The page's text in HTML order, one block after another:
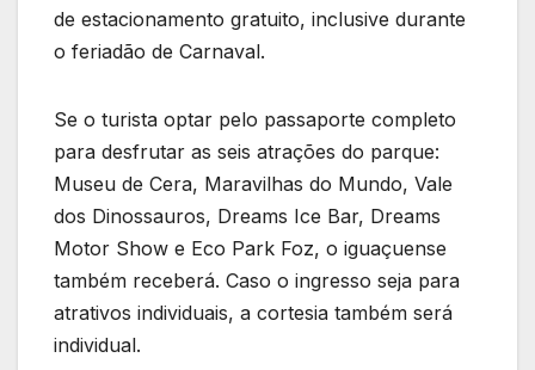
de estacionamento gratuito, inclusive durante
o feriadão de Carnaval.
Se o turista optar pelo passaporte completo
para desfrutar as seis atrações do parque:
Museu de Cera, Maravilhas do Mundo, Vale
dos Dinossauros, Dreams Ice Bar, Dreams
Motor Show e Eco Park Foz, o iguaçuense
também receberá. Caso o ingresso seja para
atrativos individuais, a cortesia também será
individual.